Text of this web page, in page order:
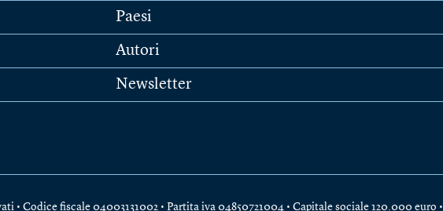
Paesi
Autori
Newsletter
• Codice fiscale 04003131002 • Partita iva 04850721004 • Capitale sociale 120.000 euro •